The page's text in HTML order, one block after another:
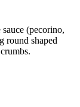
(pecorino,
round shaped